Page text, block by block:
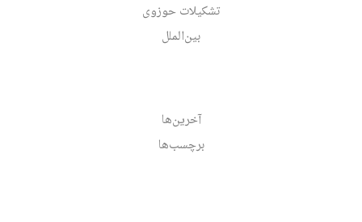
تشکیلات حوزوی
بین‌الملل
آخرین‌ها
برچسب‌ها